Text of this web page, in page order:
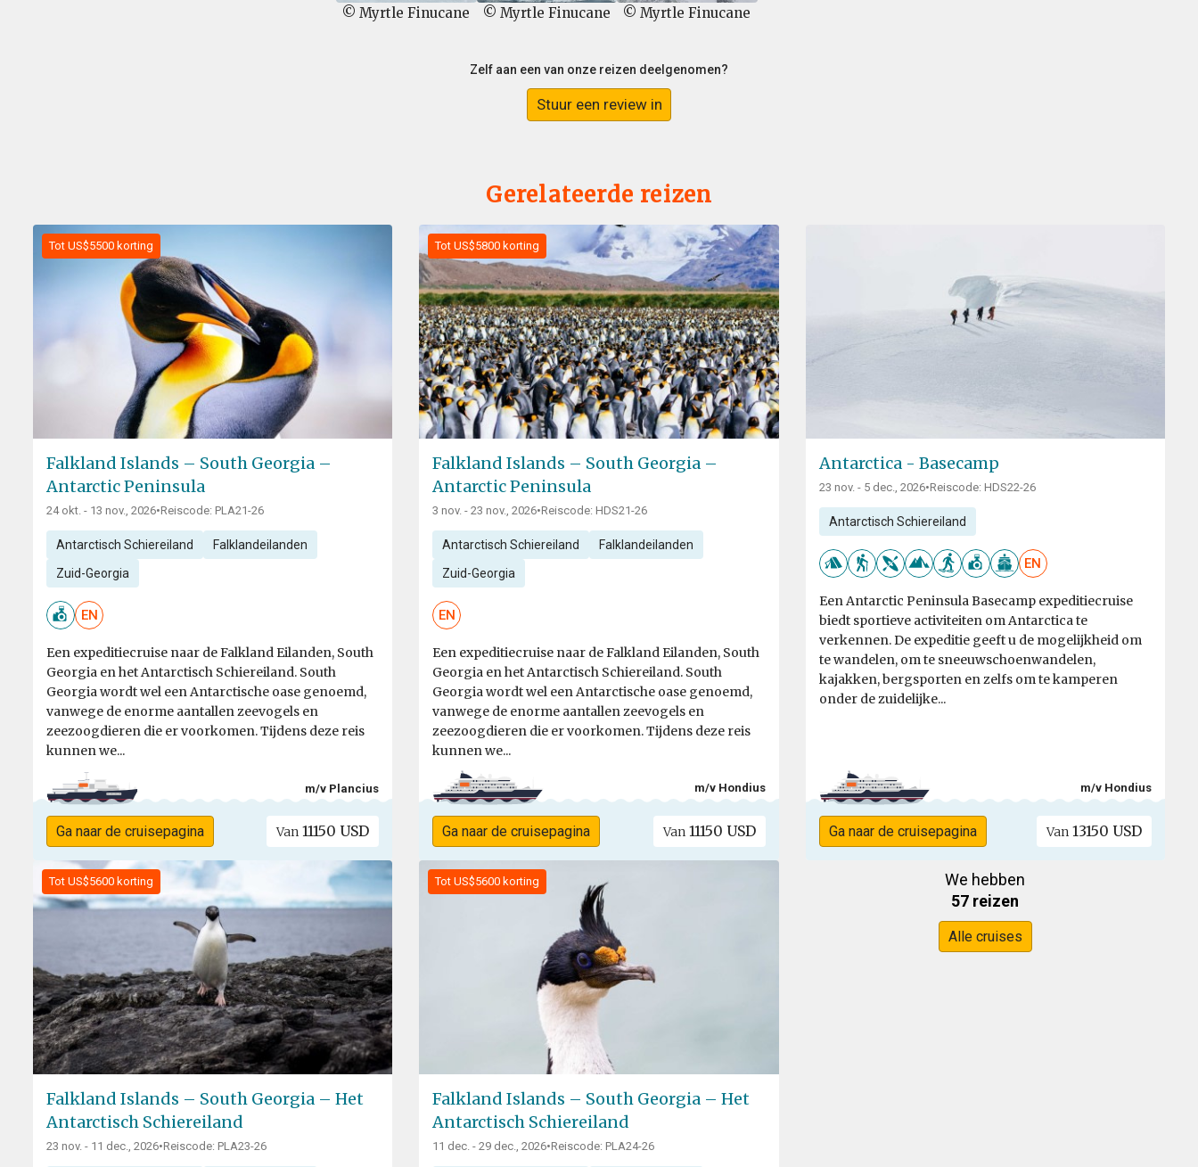
© Myrtle Finucane © Myrtle Finucane © Myrtle Finucane
Zelf aan een van onze reizen deelgenomen?
Stuur een review in
Gerelateerde reizen
Tot US$5500 korting
Falkland Islands – South Georgia –
Antarctic Peninsula
24 okt. - 13 nov., 2026•Reiscode: PLA21-26
Antarctisch Schiereiland Falklandeilanden
Zuid-Georgia
EN
Een expeditiecruise naar de Falkland Eilanden, South
Georgia en het Antarctisch Schiereiland. South
Georgia wordt wel een Antarctische oase genoemd,
vanwege de enorme aantallen zeevogels en
zeezoogdieren die er voorkomen. Tijdens deze reis
kunnen we...
m/v Plancius
Ga naar de cruisepagina Van 11150 USD
Tot US$5800 korting
Falkland Islands – South Georgia –
Antarctic Peninsula
3 nov. - 23 nov., 2026•Reiscode: HDS21-26
Antarctisch Schiereiland Falklandeilanden
Zuid-Georgia
EN
Een expeditiecruise naar de Falkland Eilanden, South
Georgia en het Antarctisch Schiereiland. South
Georgia wordt wel een Antarctische oase genoemd,
vanwege de enorme aantallen zeevogels en
zeezoogdieren die er voorkomen. Tijdens deze reis
kunnen we...
m/v Hondius
Ga naar de cruisepagina Van11150 USD
Antarctica - Basecamp
23 nov. - 5 dec., 2026•Reiscode: HDS22-26
Antarctisch Schiereiland
EN
Een Antarctic Peninsula Basecamp expeditiecruise
biedt sportieve activiteiten om Antarctica te
verkennen. De expeditie geeft u de mogelijkheid om
te wandelen, om te sneeuwschoenwandelen,
kajakken, bergsporten en zelfs om te kamperen
onder de zuidelijke...
m/v Hondius
Ga naar de cruisepagina Van 13150 USD
Tot US$5600 korting
Falkland Islands – South Georgia – Het
Antarctisch Schiereiland
23 nov. - 11 dec., 2026•Reiscode: PLA23-26
Tot US$5600 korting
Falkland Islands – South Georgia – Het
Antarctisch Schiereiland
11 dec. - 29 dec., 2026•Reiscode: PLA24-26
We hebben
57 reizen
Alle cruises